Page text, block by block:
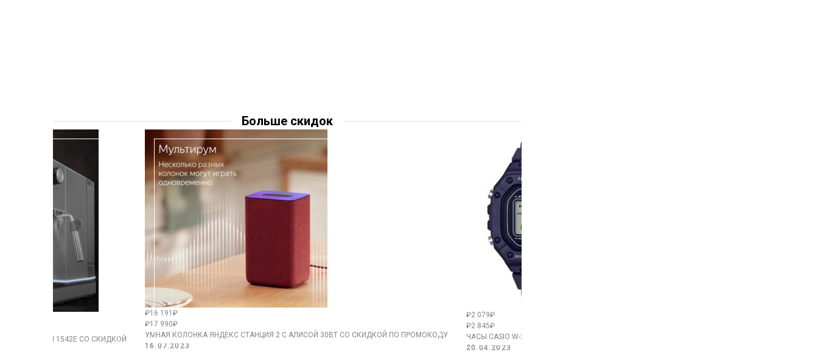
Больше скидок
PCM 1542E СО СКИДКОЙ
₽16 191₽
₽17 990₽
УМНАЯ КОЛОНКА ЯНДЕКС СТАНЦИЯ 2 С АЛИСОЙ 30ВТ СО СКИДКОЙ ПО ПРОМОКОДУ
16.07.2023
₽2 079₽
₽2 845₽
ЧАСЫ CASIO W-218H-2A СО СКИДКОЙ
20.04.2023